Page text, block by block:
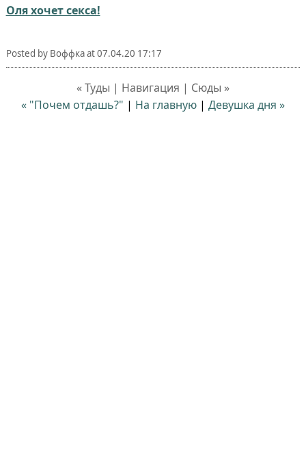
Оля хочет секса!
Posted by Воффкаat07.04.20 17:17
« Туды | Навигация | Сюды »
« "Почем отдашь?" | На главную | Девушка дня »